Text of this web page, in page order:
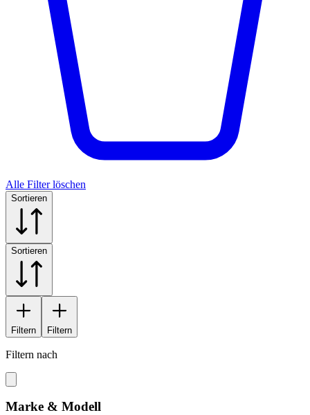
Alle Filter löschen
Sortieren
Sortieren
Filtern Filtern
Filtern nach
Marke & Modell